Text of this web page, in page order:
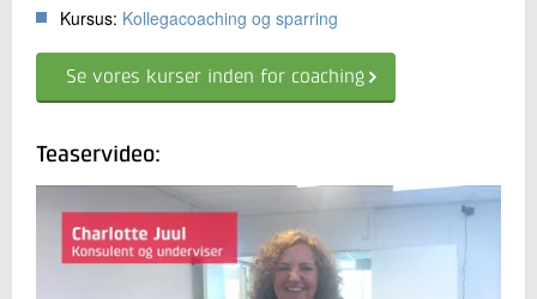
Kursus: Kollegacoaching og sparring
Se vores kurser inden for coaching
Teaservideo: